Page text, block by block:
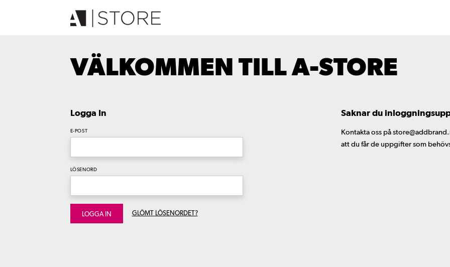
VÄLKOMMEN TILL A-STORE
Logga In
E-POST
LÖSENORD
LOGGA IN GLÖMT LÖSENORDET?
Saknar du
Kontakta oss på
att du får de uppgifter som